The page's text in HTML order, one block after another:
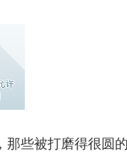
那些被打磨得很圆